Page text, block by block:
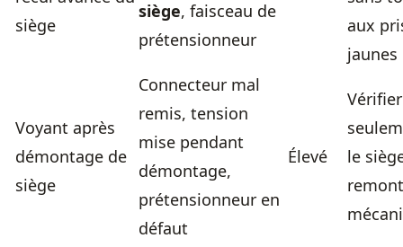
siège
siège, faisceau de
prétensionneur
aux
jaunes
Voyant après
démontage de
siège
Connecteur mal
remis, tension
mise pendant
démontage,
prétensionneur en
défaut
Élevé
Vérifier
le